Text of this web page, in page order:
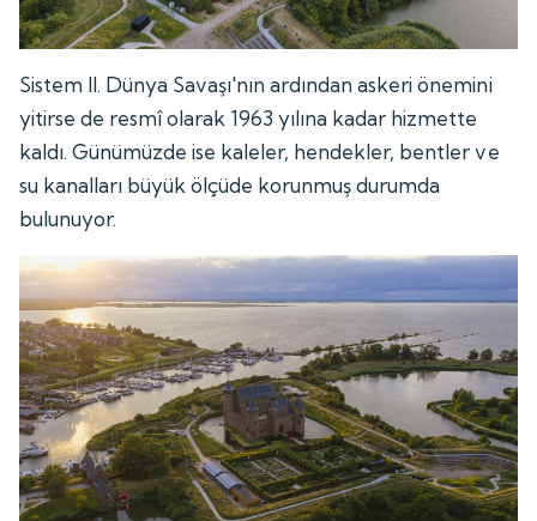
Sistem II. Dünya Savaşı'nın ardından askeri önemini
yitirse de resmî olarak 1963 yılına kadar hizmette
kaldı. Günümüzde ise kaleler, hendekler, bentler ve
su kanalları büyük ölçüde korunmuş durumda
bulunuyor.